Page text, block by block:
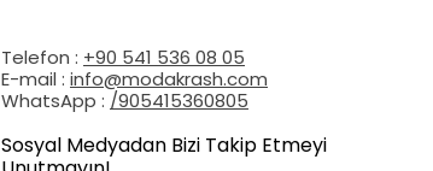
Telefon : +90 541 536 08 05
E-mail : info@modakrash.com
WhatsApp : /905415360805
Sosyal Medyadan Bizi Takip Etmeyi